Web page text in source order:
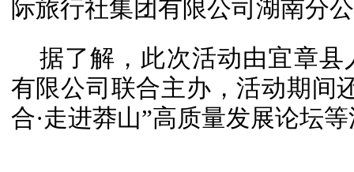
际旅行社集团有限公司湖南分
据了解，此次活动由宜章
有限公司联合主办，活动期间
合·走进莽山”高质量发展论坛